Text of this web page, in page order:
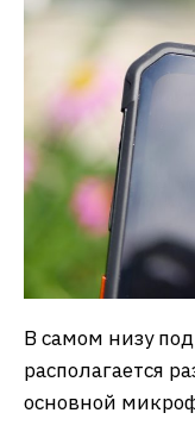
В самом низу
располагается
основной